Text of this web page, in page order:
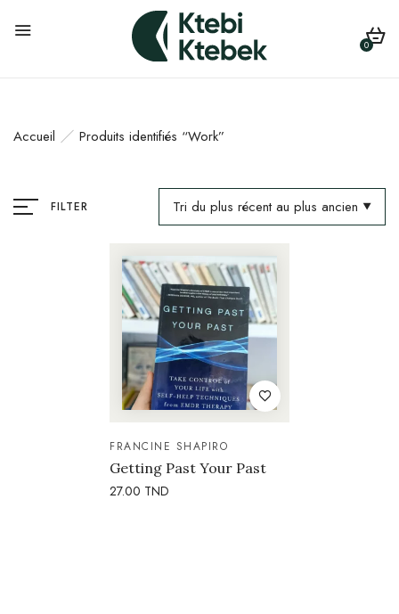
0
Accueil Produits identifiés “Work”
FILTER Tri du plus récent au plus ancien
FRANCINE SHAPIRO
Getting Past Your Past
27.00 TND